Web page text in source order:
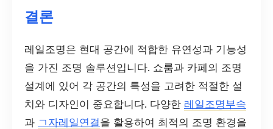
결론
레일조명은 현대 공간에 적합한 유연성과 기능성
을 가진 조명 솔루션입니다. 쇼룸과 카페의 조명
설계에 있어 각 공간의 특성을 고려한 적절한 설
치와 디자인이 중요합니다. 다양한 레일조명부속
과 ㄱ자레일연결을 활용하여 최적의 조명 환경을